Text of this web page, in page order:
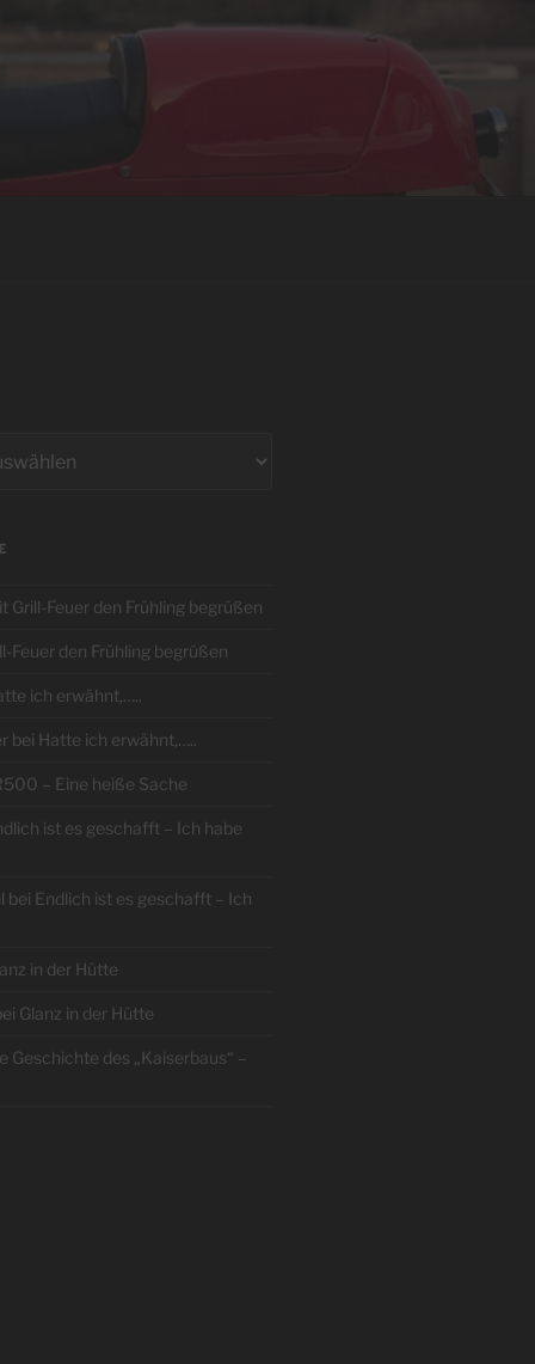
Grill-Feuer den Frühling begrüßen
Feuer den Frühling begrüßen
ich erwähnt,…..
bei Hatte ich erwähnt,…..
– Eine heiße Sache
ist es geschafft – Ich habe
bei Endlich ist es geschafft – Ich
in der Hütte
Glanz in der Hütte
Geschichte des „Kaiserbaus“ –